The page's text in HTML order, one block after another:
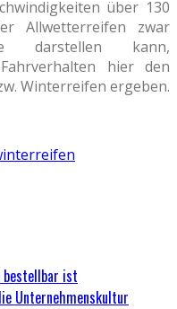
über 130
Allwetterreifen zwar
darstellen kann,
hier den
Winterreifen ergeben.
bestellbar ist
Unternehmenskultur